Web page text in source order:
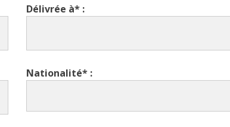
Délivrée à* :
Nationalité* :